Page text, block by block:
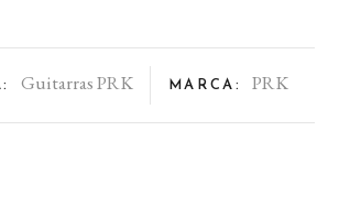
Guitarras PRK MARCA: PRK